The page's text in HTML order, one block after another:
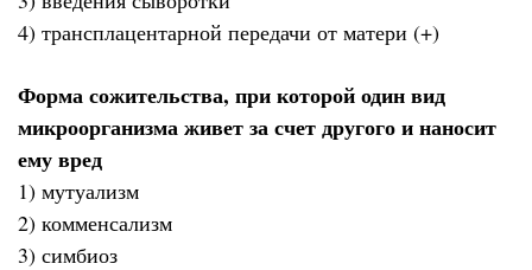
4) трансплацентарной передачи от матери (+)
Форма сожительства, при которой один вид
микроорганизма живет за счет другого и наносит
ему вред
1) мутуализм
2) комменсализм
3) симбиоз